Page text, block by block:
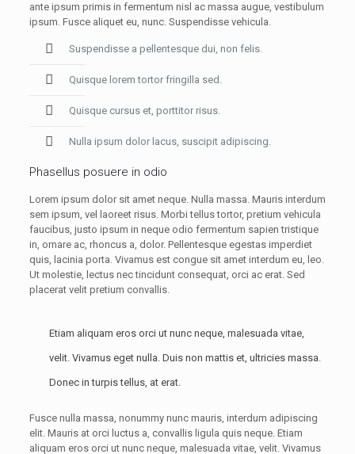
ante ipsum primis in fermentum nisl ac massa augue, vestibulum
ipsum. Fusce aliquet eu, nunc. Suspendisse vehicula.
Suspendisse a pellentesque dui, non felis.
Quisque lorem tortor fringilla sed.
Quisque cursus et, porttitor risus.
Nulla ipsum dolor lacus, suscipit adipiscing.
Phasellus posuere in odio
Lorem ipsum dolor sit amet neque. Nulla massa. Mauris interdum
sem ipsum, vel laoreet risus. Morbi tellus tortor, pretium vehicula
faucibus, justo ipsum in neque odio fermentum sapien tristique
in, ornare ac, rhoncus a, dolor. Pellentesque egestas imperdiet
quis, lacinia porta. Vivamus est congue sit amet interdum eu, leo.
Ut molestie, lectus nec tincidunt consequat, orci ac erat. Sed
placerat velit pretium convallis.
Etiam aliquam eros orci ut nunc neque, malesuada vitae,
velit. Vivamus eget nulla. Duis non mattis et, ultricies massa.
Donec in turpis tellus, at erat.
Fusce nulla massa, nonummy nunc mauris, interdum adipiscing
elit. Mauris at orci luctus a, convallis ligula quis neque. Etiam
aliquam eros orci ut nunc neque, malesuada vitae, velit. Vivamus